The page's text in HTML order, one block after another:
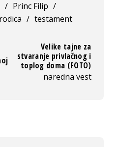
/ Princ Filip /
/ testament
Velike tajne za
stvaranje privlačnog i
toplog doma (FOTO)
naredna vest